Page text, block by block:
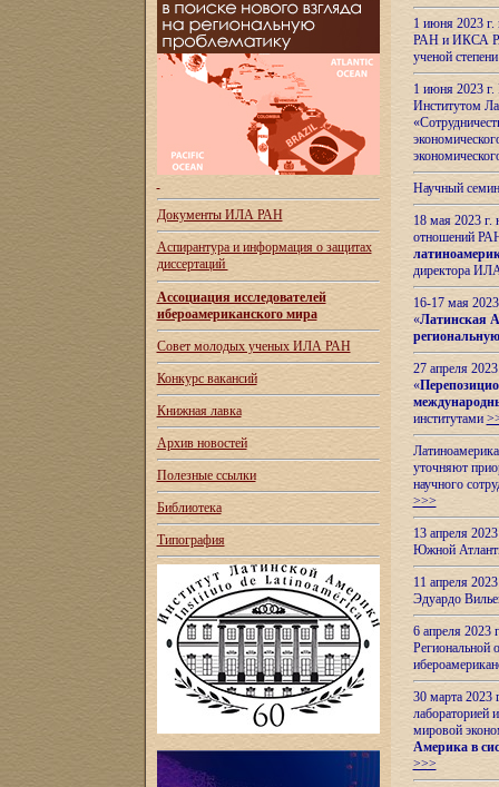
Документы ИЛА РАН
Аспирантура и информация о защитах
диссертаций
Ассоциация исследователей
ибероамериканского мира
Совет молодых ученых ИЛА РАН
Конкурс вакансий
Книжная лавка
Архив новостей
Полезные ссылки
Библиотека
Типография
1 июня 2023
РАН и ИКСА
ученой
1 июня 2023
Институтом
Научный
18 мая 2023
отношений
директора
16-17 мая
«Латинская
27 апреля
«
институтами
уточняют
научного
>>>
13 апреля
Южной
11 апреля
Эдуардо
6 апреля
Региональной
30 марта 2023
лабораторией
мировой
Америка в
>>>